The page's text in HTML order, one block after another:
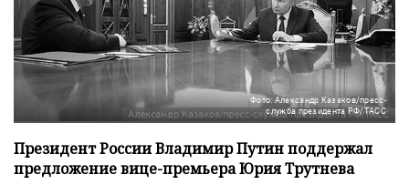
Фото: Александр Казаков/пресс-
служба президента РФ/ТАСС
Президент России Владимир Путин поддержал
предложение вице-премьера Юрия Трутнева